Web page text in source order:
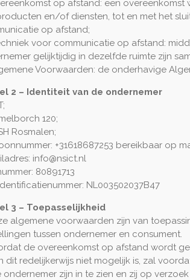
op afstand: een
en/of diensten, tot en met het
op afstand;
voor communicatie op afstand:
gelijktijdig in dezelfde ruimte zijn
Voorwaarden: de onderhavige
2 – Identiteit van de ondernemer
120;
Rosmalen;
+31618687253 bereikbaar op
info@nsict.nl
80891713
NL003502037B47
3 – Toepasselijkheid
algemene voorwaarden zijn van
tussen ondernemer en consument.
de overeenkomst op afstand wordt
dit redelijkerwijs niet mogelijk is, zal
ondernemer zijn in te zien en zij op